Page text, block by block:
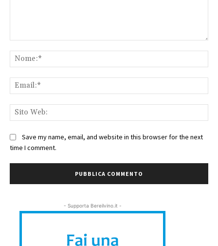
Save my name, email, and website in this browser for the next
time I comment.
- Supporta Bereilvino.it -